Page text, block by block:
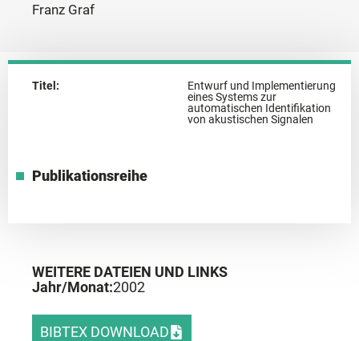
Franz Graf
Titel:
Entwurf und Implementierung
eines Systems zur
automatischen Identifikation
von akustischen Signalen
Publikationsreihe
WEITERE DATEIEN UND LINKS
Jahr/Monat:2002
BIBTEX DOWNLOAD